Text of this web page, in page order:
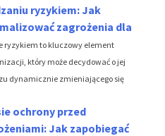
ryzykiem: Jak
zagrożenia dla
ryzykiem to kluczowy element
który może decydować o jej
dynamicznie zmieniającego się
ochrony przed
Jak zapobiegać